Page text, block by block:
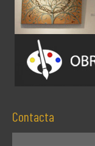
Contacta